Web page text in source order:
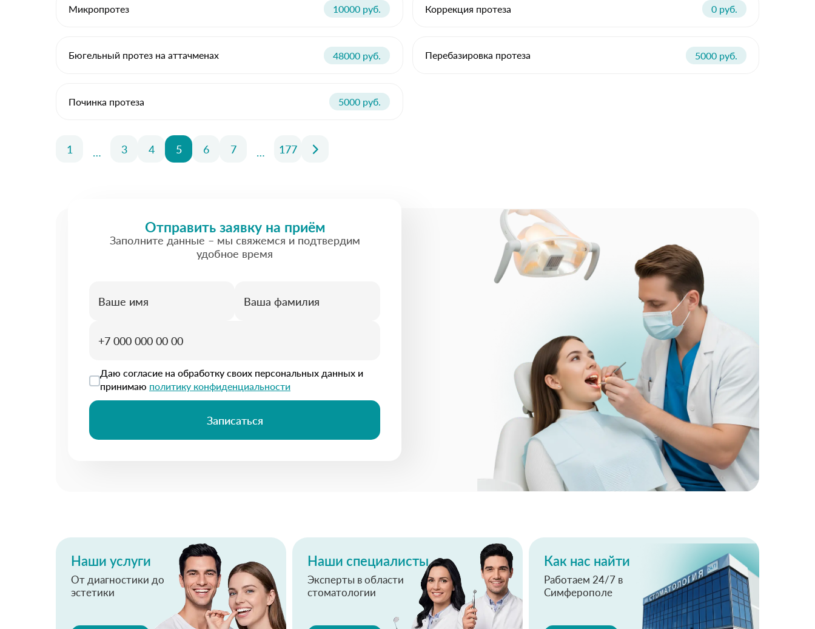
Микропротез 10000 руб. Коррекция протеза 0 руб.
Бюгельный протез на аттачменах 48000 руб. Перебазировка протеза 5000 руб.
Починка протеза 5000 руб.
1 … 3 4 5 6 7 … 177
Отправить заявку на приём
Заполните данные – мы свяжемся и подтвердим
удобное время
Даю согласие на обработку своих персональных данных и
принимаю политику конфиденциальности
Записаться
Наши услуги
От диагностики до
эстетики
Наши специалисты
Эксперты в области
стоматологии
Как нас найти
Работаем 24/7 в
Симферополе